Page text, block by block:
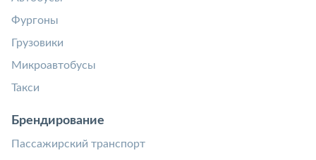
Фургоны
Грузовики
Микроавтобусы
Такси
Брендирование
Пассажирский транспорт